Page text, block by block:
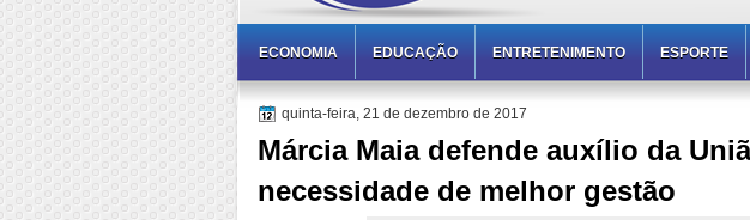
ECONOMIA EDUCAÇÃO ENTRETENIMENTO ESPORTE
quinta-feira, 21 de dezembro de 2017
Márcia Maia defende auxílio da
necessidade de melhor gestão